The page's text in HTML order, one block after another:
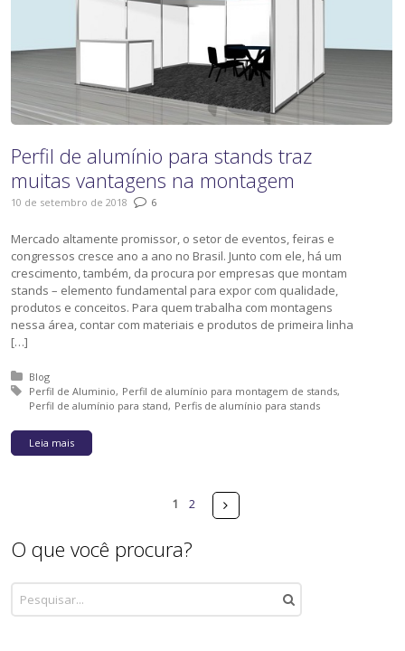
Perfil de alumínio para stands traz
muitas vantagens na montagem
10 de setembro de 2018 6
Mercado altamente promissor, o setor de eventos, feiras e
congressos cresce ano a ano no Brasil. Junto com ele, há um
crescimento, também, da procura por empresas que montam
stands – elemento fundamental para expor com qualidade,
produtos e conceitos. Para quem trabalha com montagens
nessa área, contar com materiais e produtos de primeira linha
[…]
Posted in:
Blog
Tagged with:
Perfil de Aluminio Perfil de alumínio para montagem de stands
Perfil de alumínio para stand Perfis de alumínio para stands
Leia mais
Páginas
1 2 Próximo
O que você procura?